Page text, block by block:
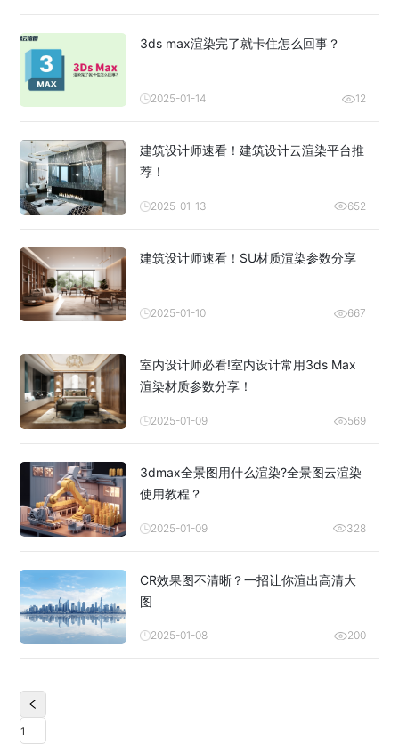
3ds max渲染完了就卡住怎么回事？
2025-01-14 12
建筑设计师速看！建筑设计云渲染平台推
荐！
2025-01-13 652
建筑设计师速看！SU材质渲染参数分享
2025-01-10 667
室内设计师必看!室内设计常用3ds Max
渲染材质参数分享！
2025-01-09 569
3dmax全景图用什么渲染?全景图云渲染
使用教程？
2025-01-09 328
CR效果图不清晰？一招让你渲出高清大
图
2025-01-08 200
1